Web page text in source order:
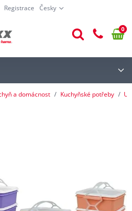
Registrace Česky
0
a domácnost Kuchyňské potřeby